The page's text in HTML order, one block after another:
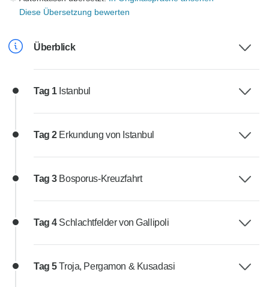
Diese Übersetzung bewerten
Überblick
Tag 1 Istanbul
Tag 2 Erkundung von Istanbul
Tag 3 Bosporus-Kreuzfahrt
Tag 4 Schlachtfelder von Gallipoli
Tag 5Troja, Pergamon & Kusadasi